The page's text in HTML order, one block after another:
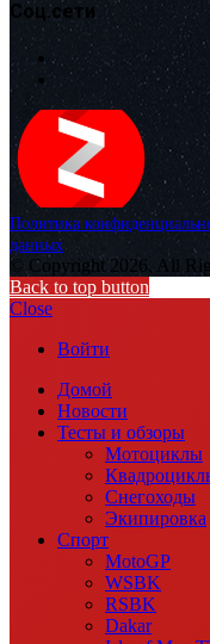
Соц.сети
Политика
данных
© Copyright 2026, All
Back to top button
Close
Войти
Домой
Новости
Тесты и обзоры
Мотоциклы
Снегоходы
Экипировка
Спорт
MotoGP
WSBK
RSBK
Dakar